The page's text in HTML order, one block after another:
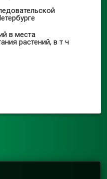
в места
растений, в т ч